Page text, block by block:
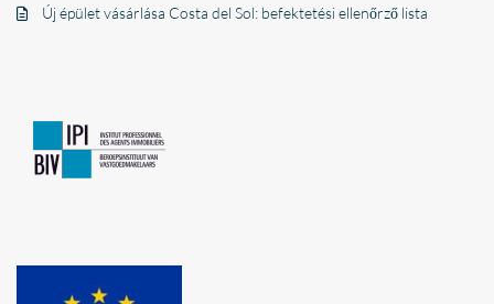
Új épület vásárlása Costa del Sol: befektetési ellenőrző lista